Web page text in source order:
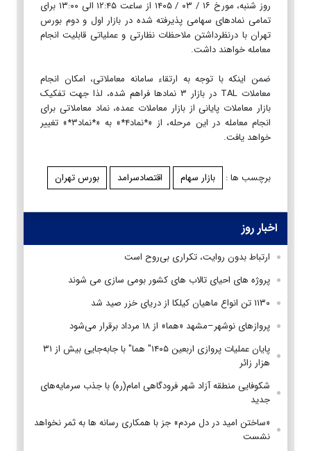
روز شنبه، مورخ ۱۶ / ۰۳ / ۱۴۰۵ از ساعت ۱۲:۴۵ الی ۱۳:۰۰ برای
تمامی نمادهای سهامی پذیرفته شده در بازار اول و دوم بورس
تهران با درنظرداشتن ملاحظات نظارتی و عملیاتی قابلیت انجام
معامله خواهند داشت.
ضمن اینکه با توجه به ارتقاء سامانه معاملاتی، امکان انجام
معاملات TAL در بازار ۳ نمادها فراهم شده، لذا جهت تفکیک
بازار معاملات پایانی از بازار معاملات عمده، نماد معاملاتی برای
انجام معامله در این مرحله، از «*نماد۴*» به «*نماد۳*» تغییر
خواهد یافت.
برچسب ها : بازار سهام اقتصادسرامد بورس تهران
اخبار روز
ارتباط بدون روایت، تکراری بی‌روح است
پروژه های احیای تالاب های کشور بومی سازی می شوند
۱۱۳۰ تن انواع ماهیان کیلکا از دریای خزر صید شد
پروازهای نوشهر–مشهد «هما» از ۱۸ مرداد برقرار می‌شود
پایان عملیات پروازی اربعین ۱۴۰۵" هما" با جابه‌جایی بیش از ۳۱
هزار زائر
شکوفایی منطقه آزاد شهر فرودگاهی امام(ره) با جذب سرمایه‌های
جدید
«ساختن امید در دل مردم» جز با همکاری رسانه ها به ثمر نخواهد
نشست